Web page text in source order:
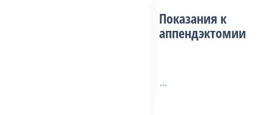
Показания к
аппендэктомии
...